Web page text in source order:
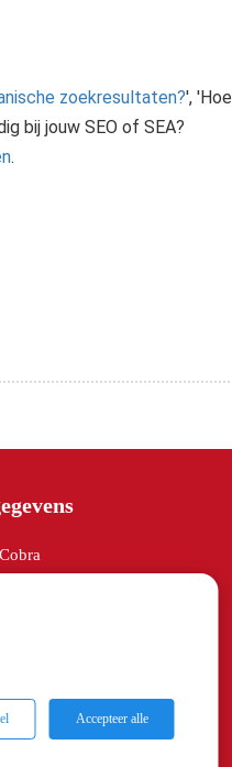
zoekresultaten?', 'Hoe
bij jouw SEO of SEA?
.
53756584
Accepteer alle